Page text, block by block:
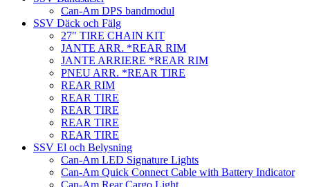
Can-Am DPS bandmodul
SSV Däck och Fälg
27″ TIRE CHAIN KIT
JANTE ARR. *REAR RIM
JANTE ARRIERE *REAR RIM
PNEU ARR. *REAR TIRE
REAR RIM
REAR TIRE
REAR TIRE
REAR TIRE
REAR TIRE
SSV El och Belysning
Can-Am LED Signature Lights
Can-Am Quick Connect Cable with Battery Indicator
Can-Am Rear Cargo Light